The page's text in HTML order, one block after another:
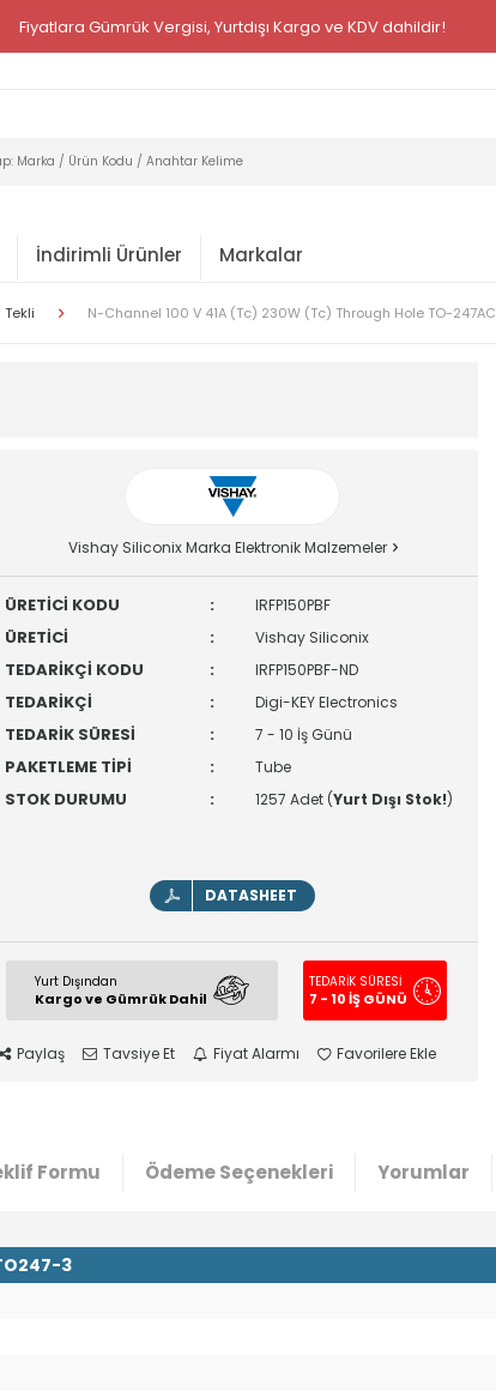
Fiyatlara Gümrük Vergisi, Yurtdışı Kargo ve KDV dahildir!
İndirimli Ürünler Markalar
N-Channel 100 V 41A (Tc) 230W (Tc) Through Hole TO-247AC
Vishay Siliconix Marka Elektronik Malzemeler
ÜRETİCİ KODU : IRFP150PBF
ÜRETİCİ : Vishay Siliconix
TEDARİKÇİ KODU : IRFP150PBF-ND
TEDARİKÇİ : Digi-KEY Electronics
TEDARİK SÜRESİ : 7 - 10 İş Günü
PAKETLEME TİPİ : Tube
STOK DURUMU : 1257 Adet (Yurt Dışı Stok!)
DATASHEET
Yurt Dışından
Kargo ve Gümrük Dahil
TEDARİK SÜRESİ
7 - 10 İŞ GÜNÜ
Paylaş Tavsiye Et Fiyat Alarmı Favorilere Ekle
Formu Ödeme Seçenekleri Yorumlar
3